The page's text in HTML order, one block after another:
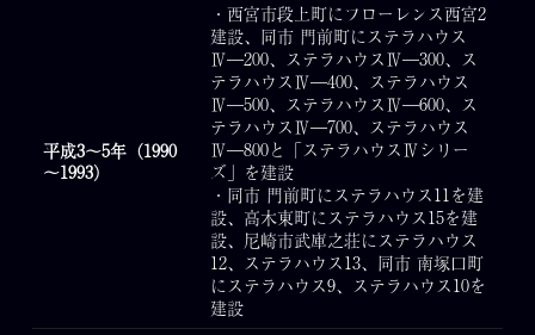
平成3～5年（1990
～1993）
・西宮市段上町にフローレンス西宮2
建設、同市 門前町にステラハウス
Ⅳ―200、ステラハウスⅣ―300、ス
テラハウスⅣ―400、ステラハウス
Ⅳ―500、ステラハウスⅣ―600、ス
テラハウスⅣ―700、ステラハウス
Ⅳ―800と「ステラハウスⅣシリー
ズ」を建設
・同市 門前町にステラハウス11を建
設、高木東町にステラハウス15を建
設、尼崎市武庫之荘にステラハウス
12、ステラハウス13、同市 南塚口町
にステラハウス9、ステラハウス10を
建設